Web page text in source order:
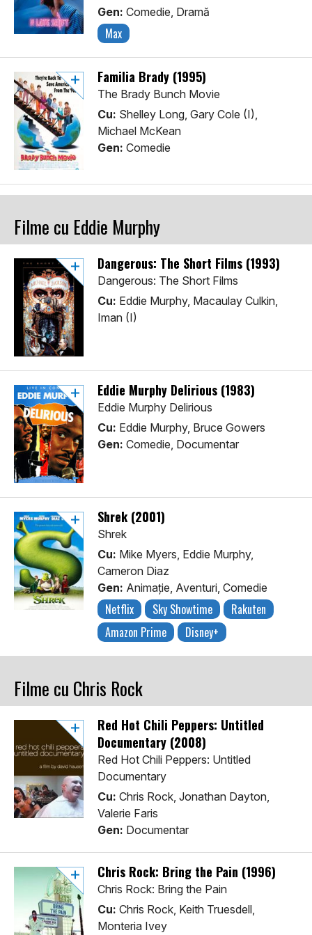
Gen: Comedie, Dramă
Max
Familia Brady (1995)
The Brady Bunch Movie
Cu: Shelley Long, Gary Cole (I),
Michael McKean
Gen: Comedie
Filme cu Eddie Murphy
Dangerous: The Short Films (1993)
Dangerous: The Short Films
Cu: Eddie Murphy, Macaulay Culkin,
Iman (I)
Eddie Murphy Delirious (1983)
Eddie Murphy Delirious
Cu: Eddie Murphy, Bruce Gowers
Gen: Comedie, Documentar
Shrek (2001)
Shrek
Cu: Mike Myers, Eddie Murphy,
Cameron Diaz
Gen: Animaţie, Aventuri, Comedie
Netflix Sky Showtime
Rakuten
Amazon Prime
Disney+
Filme cu Chris Rock
Red Hot Chili Peppers: Untitled
Documentary (2008)
Red Hot Chili Peppers: Untitled
Documentary
Cu: Chris Rock, Jonathan Dayton,
Valerie Faris
Gen: Documentar
Chris Rock: Bring the Pain (1996)
Chris Rock: Bring the Pain
Cu: Chris Rock, Keith Truesdell,
Monteria Ivey